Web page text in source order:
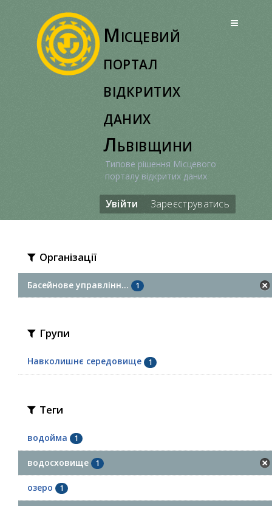
Місцевий
портал
відкритих
даних
Львівщини
Типове рішення Місцевого
порталу відкритих даних
Увійти Зареєструватись
Організації
Басейнове управлінн... 1
Групи
Навколишнє середовище 1
Теги
водойма 1
водосховище 1
озеро 1